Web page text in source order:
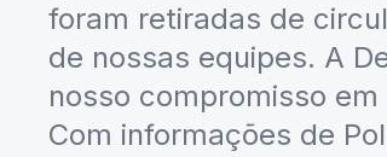
foram retiradas de
de nossas equipes. A
nosso compromisso
Com informações de